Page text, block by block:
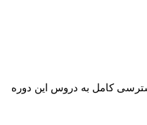
کامل به دروس این دوره